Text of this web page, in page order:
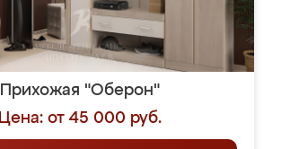
Прихожая "Оберон"
Цена: от 45 000 руб.